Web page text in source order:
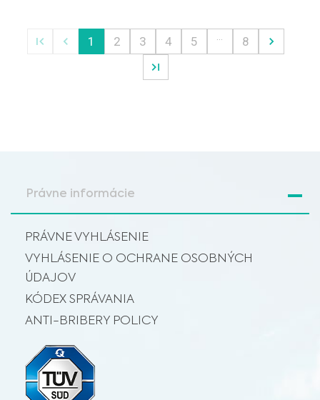
1 2 3 4 5 8
Právne informácie
PRÁVNE VYHLÁSENIE
VYHLÁSENIE O OCHRANE OSOBNÝCH
ÚDAJOV
KÓDEX SPRÁVANIA
ANTI-BRIBERY POLICY